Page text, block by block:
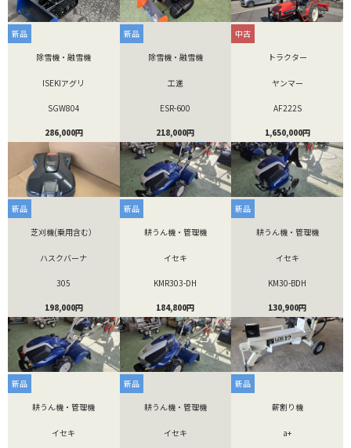
新品
除雪機・融雪機
ISEKIアグリ
SGW804
286,000円
新品
除雪機・融雪機
工進
ESR-600
218,000円
中古
トラクター
ヤンマー
AF222S
1,650,000円
新品
芝刈機(乗用含む）
ハスクバーナ
305
198,000円
新品
耕うん機・管理機
イセキ
KMR303-DH
184,800円
新品
耕うん機・管理機
イセキ
KM30-BDH
130,900円
新品
耕うん機・管理機
イセキ
新品
耕うん機・管理機
イセキ
新品
薪割り機
a+